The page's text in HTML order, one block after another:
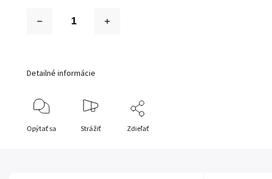
Detailné informácie
Opýtať sa Strážiť Zdieľať